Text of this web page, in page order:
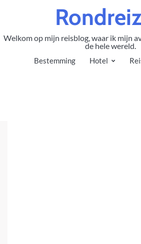
Welkom op mijn reisblog, waar ik mijn
de hele wereld.
Bestemming Hotel